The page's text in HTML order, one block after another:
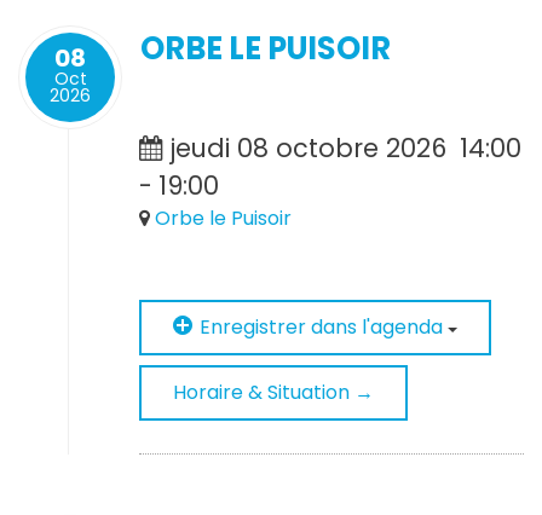
08
Oct
2026
ORBE LE PUISOIR
jeudi 08 octobre 2026 14:00
- 19:00
Orbe le Puisoir
Enregistrer dans l'agenda
Horaire & Situation →